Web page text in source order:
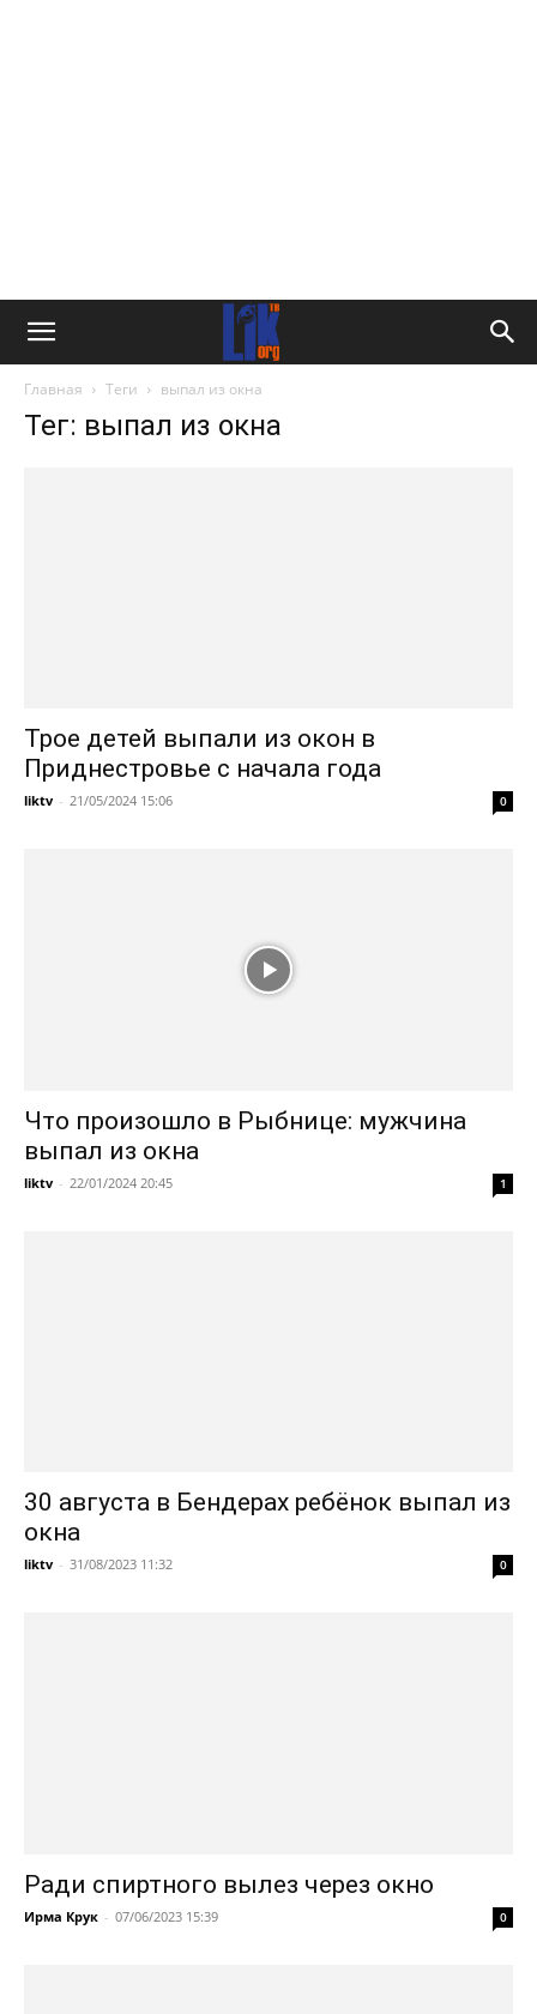
Главная Теги выпал из окна
Тег: выпал из окна
Трое детей выпали из окон в
Приднестровье с начала года
liktv - 21/05/2024 15:06 0
Что произошло в Рыбнице: мужчина
выпал из окна
liktv - 22/01/2024 20:45 1
30 августа в Бендерах ребёнок выпал из
окна
liktv - 31/08/2023 11:32 0
Ради спиртного вылез через окно
Ирма Крук - 07/06/2023 15:39 0